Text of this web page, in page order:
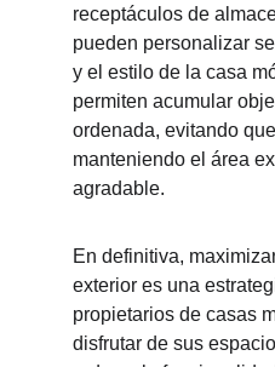
receptáculos de
pueden personalizar
y el estilo de la casa
permiten acumular
ordenada, evitando
manteniendo el área
agradable.
En definitiva,
exterior es una
propietarios de casas
disfrutar de sus